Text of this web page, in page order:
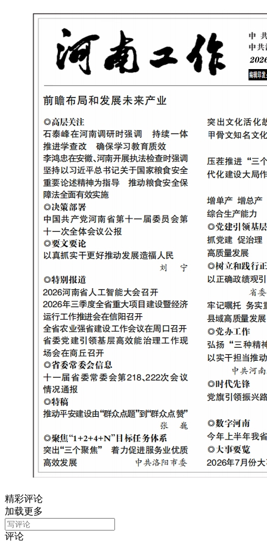
精彩评论
加载更多
评论